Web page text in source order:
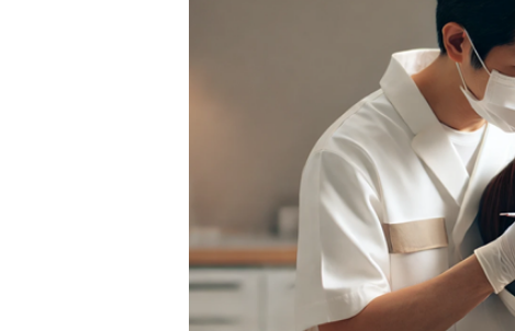
審美歯科
【QOL】を高めよう！